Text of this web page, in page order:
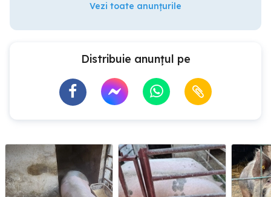
Vezi toate anunțurile
Distribuie anunțul pe